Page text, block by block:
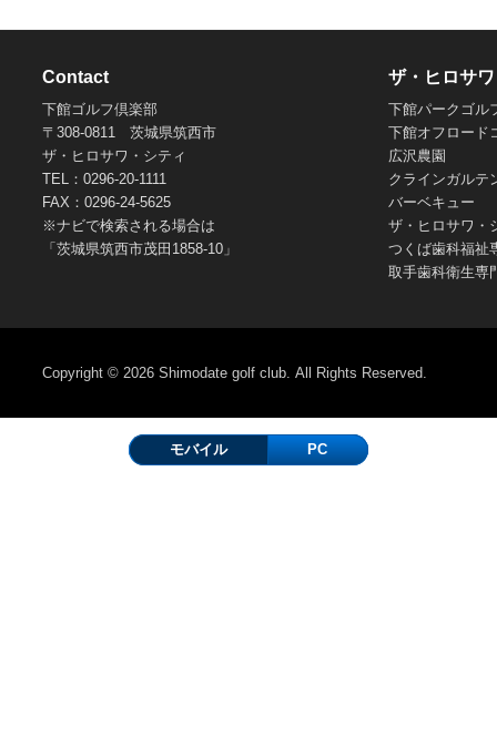
Contact
下館ゴルフ倶楽部
〒308-0811 茨城県筑西市
ザ・ヒロサワ・シティ
TEL：0296-20-1111
FAX：0296-24-5625
※ナビで検索される場合は
「茨城県筑西市茂田1858-10」
ザ・ヒロサ
下館パークゴル
下館オフロード
広沢農園
クラインガルテ
バーベキュー
ザ・ヒロサワ・
つくば歯科福祉
取手歯科衛生専
Copyright © 2026 Shimodate golf club. All Rights Reserved.
モバイル PC